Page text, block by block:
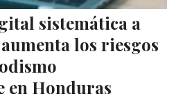
sistemática a
los riesgos
en Honduras